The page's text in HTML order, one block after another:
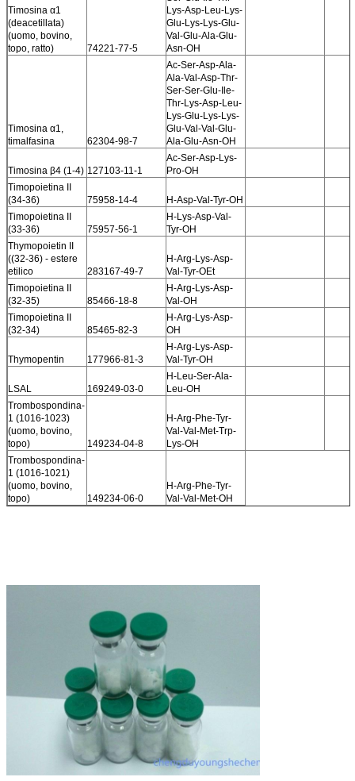
Timosina α1
(deacetillata)
(uomo, bovino,
topo, ratto)
74221-77-5
Lys-Asp-Leu-Lys-
Glu-Lys-Lys-Glu-
Val-Glu-Ala-Glu-
Asn-OH
Timosina α1,
timalfasina
62304-98-7
Ac-Ser-Asp-Ala-
Ala-Val-Asp-Thr-
Ser-Ser-Glu-Ile-
Thr-Lys-Asp-Leu-
Lys-Glu-Lys-Lys-
Glu-Val-Val-Glu-
Ala-Glu-Asn-OH
Timosina β4 (1-4) 127103-11-1
Ac-Ser-Asp-Lys-
Pro-OH
Timopoietina II
(34-36)
75958-14-4
H-Asp-Val-Tyr-OH
Timopoietina II
(33-36)
75957-56-1
H-Lys-Asp-Val-
Tyr-OH
Thymopoietin II
((32-36) - estere
etilico
283167-49-7
H-Arg-Lys-Asp-
Val-Tyr-OEt
Timopoietina II
(32-35)
85466-18-8
H-Arg-Lys-Asp-
Val-OH
Timopoietina II
(32-34)
85465-82-3
H-Arg-Lys-Asp-
OH
Thymopentin 177966-81-3
H-Arg-Lys-Asp-
Val-Tyr-OH
LSAL 169249-03-0
H-Leu-Ser-Ala-
Leu-OH
Trombospondina-
1 (1016-1023)
(uomo, bovino,
topo)
149234-04-8
H-Arg-Phe-Tyr-
Val-Val-Met-Trp-
Lys-OH
Trombospondina-
1 (1016-1021)
(uomo, bovino,
topo)
149234-06-0
H-Arg-Phe-Tyr-
Val-Val-Met-OH